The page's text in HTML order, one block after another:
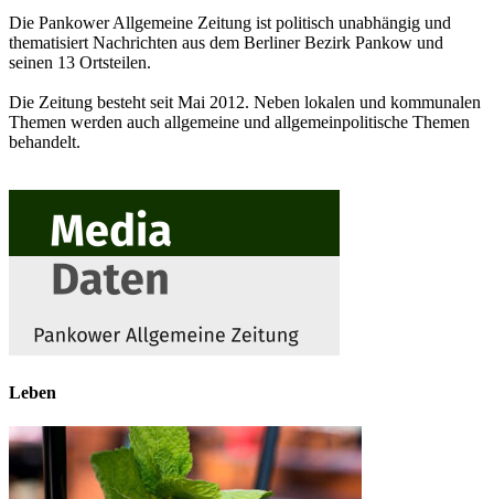
Die Pankower Allgemeine Zeitung ist politisch unabhängig und
thematisiert Nachrichten aus dem Berliner Bezirk Pankow und
seinen 13 Ortsteilen.
Die Zeitung besteht seit Mai 2012. Neben lokalen und kommunalen
Themen werden auch allgemeine und allgemeinpolitische Themen
behandelt.
Leben